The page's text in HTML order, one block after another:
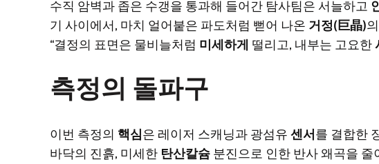
수직 암벽과 좁은 수갱을 통과해 들어간 탐사팀은 서늘하고
기 사이에서, 마치 얼어붙은 파도처럼 뻗어 나온 거정(巨晶)
“결정의 표면은 물비늘처럼 미세하게 떨리고, 내부는 고요한
측정의 돌파구
이번 측정의 핵심은 레이저 스캐닝과 광섬유 센서를 결합한
바닥의 진흙, 미세한 탄산칼슘 분진으로 인한 반사 왜곡을